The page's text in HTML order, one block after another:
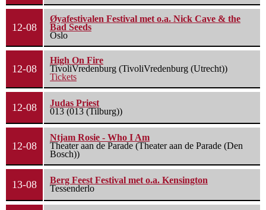
12-08
Øyafestivalen Festival met o.a. Nick Cave & the
Bad Seeds
Oslo
12-08
High On Fire
TivoliVredenburg (TivoliVredenburg (Utrecht))
Tickets
12-08
Judas Priest
013 (013 (Tilburg))
12-08
Ntjam Rosie - Who I Am
Theater aan de Parade (Theater aan de Parade (Den
Bosch))
13-08
Berg Feest Festival met o.a. Kensington
Tessenderlo